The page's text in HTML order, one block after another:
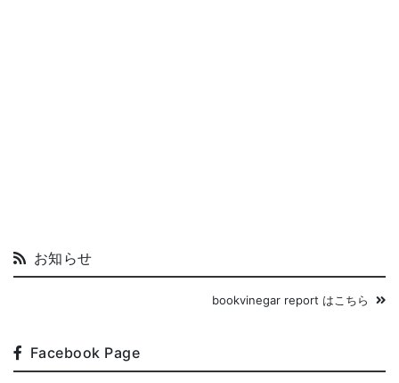
お知らせ
bookvinegar report はこちら
Facebook Page